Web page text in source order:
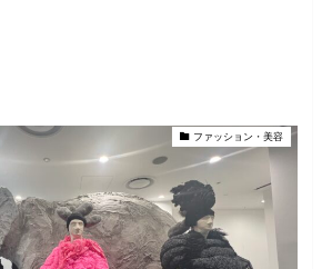
ファッション・美容